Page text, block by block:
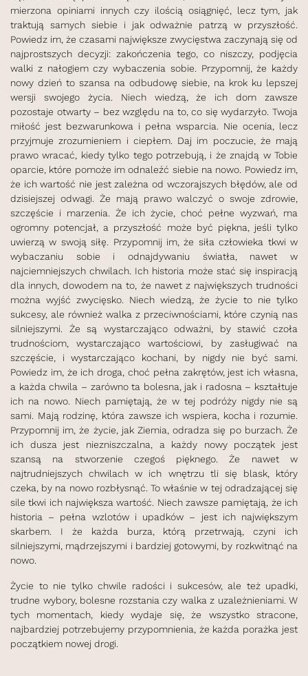
mierzona opiniami innych czy ilością osiągnięć, lecz tym, jak
traktują samych siebie i jak odważnie patrzą w przyszłość.
Powiedz im, że czasami największe zwycięstwa zaczynają się od
najprostszych decyzji: zakończenia tego, co niszczy, podjęcia
walki z nałogiem czy wybaczenia sobie. Przypomnij, że każdy
nowy dzień to szansa na odbudowę siebie, na krok ku lepszej
wersji swojego życia. Niech wiedzą, że ich dom zawsze
pozostaje otwarty – bez względu na to, co się wydarzyło. Twoja
miłość jest bezwarunkowa i pełna wsparcia. Nie ocenia, lecz
przyjmuje zrozumieniem i ciepłem. Daj im poczucie, że mają
prawo wracać, kiedy tylko tego potrzebują, i że znajdą w Tobie
oparcie, które pomoże im odnaleźć siebie na nowo. Powiedz im,
że ich wartość nie jest zależna od wczorajszych błędów, ale od
dzisiejszej odwagi. Że mają prawo walczyć o swoje zdrowie,
szczęście i marzenia. Że ich życie, choć pełne wyzwań, ma
ogromny potencjał, a przyszłość może być piękna, jeśli tylko
uwierzą w swoją siłę. Przypomnij im, że siła człowieka tkwi w
wybaczaniu sobie i odnajdywaniu światła, nawet w
najciemniejszych chwilach. Ich historia może stać się inspiracją
dla innych, dowodem na to, że nawet z największych trudności
można wyjść zwycięsko. Niech wiedzą, że życie to nie tylko
sukcesy, ale również walka z przeciwnościami, które czynią nas
silniejszymi. Że są wystarczająco odważni, by stawić czoła
trudnościom, wystarczająco wartościowi, by zasługiwać na
szczęście, i wystarczająco kochani, by nigdy nie być sami.
Powiedz im, że ich droga, choć pełna zakrętów, jest ich własna,
a każda chwila – zarówno ta bolesna, jak i radosna – kształtuje
ich na nowo. Niech pamiętają, że w tej podróży nigdy nie są
sami. Mają rodzinę, która zawsze ich wspiera, kocha i rozumie.
Przypomnij im, że życie, jak Ziemia, odradza się po burzach. Że
ich dusza jest niezniszczalna, a każdy nowy początek jest
szansą na stworzenie czegoś pięknego. Że nawet w
najtrudniejszych chwilach w ich wnętrzu tli się blask, który
czeka, by na nowo rozbłysnąć. To właśnie w tej odradzającej się
sile tkwi ich największa wartość. Niech zawsze pamiętają, że ich
historia – pełna wzlotów i upadków – jest ich największym
skarbem. I że każda burza, którą przetrwają, czyni ich
silniejszymi, mądrzejszymi i bardziej gotowymi, by rozkwitnąć na
nowo.
Życie to nie tylko chwile radości i sukcesów, ale też upadki,
trudne wybory, bolesne rozstania czy walka z uzależnieniami. W
tych momentach, kiedy wydaje się, że wszystko stracone,
najbardziej potrzebujemy przypomnienia, że każda porażka jest
początkiem nowej drogi.